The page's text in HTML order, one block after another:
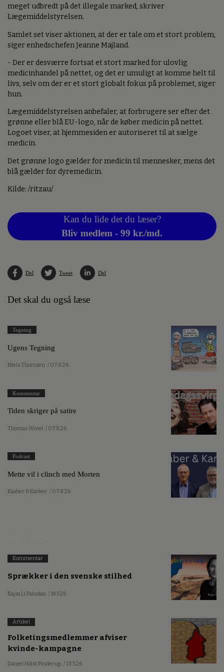
meget udbredt på det illegale marked, skriver
Lægemiddelstyrelsen.
Samlet set viser aktionen, at der er tale om et stort problem,
siger enhedschefen Jeanne Majland.
- Der er desværre fortsat et stort marked for ulovlig
medicinhandel på nettet, og det er umuligt at komme helt til
livs, selv om der er et stort globalt fokus på problemet, siger
hun.
Lægemiddelstyrelsen anbefaler, at forbrugere ser efter det
grønne eller blå EU-logo, når de køber medicin på nettet.
Logoet viser, at hjemmesiden er autoriseret til at sælge
medicin.
Det grønne logo gælder for medicin til mennesker, mens det
blå gælder for dyremedicin.
Kilde: /ritzau/
Kan du lide det du læser?
Bliv medlem - 99 kr./md.
Del Tweet Del
Det skal du også læse
Tegning
Ugens Tegning
Niels Thomsen / 07.8.26
Kommentar
Tiden skriger på satire
Thomas Wivel / 07.8.26
Podcast
Mette vil i clinch med Morten
Kaaber & Karker / 07.8.26
Kommentar
Sprækker i den svenske stilhed
Kajsa Li Paludan / 19.5.26
Artikel
Folketingsmedlemmer afviser
kvinde-kampagne
Daniel Holst Pinderup / 13.5.26